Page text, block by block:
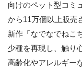
向けのペット型コミ
から11万個以上販売
新作「なでなでねこ
少種を再現し、触り
高齢化やアレルギー